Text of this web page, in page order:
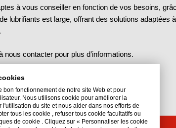
à vous conseiller en fonction de vos besoins,
lubrifiants est large, offrant des solutions adaptées
nous contacter pour plus d’informations.
bon fonctionnement de notre site Web et pour
Nous utilisons cookie pour améliorer la
du site et nous aider dans nos efforts de
tous les cookie , refuser tous cookie facultatifs ou
de cookie . Cliquez sur « Personnaliser les cookie